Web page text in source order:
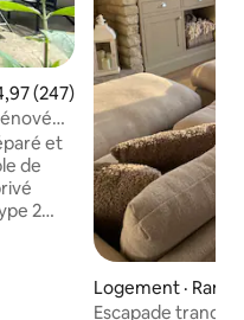
moyenne de 4,97 sur 5,
(247)
et
de
2
Logement ·
Escapade